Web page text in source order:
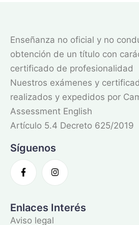
Enseñanza no oficial y no
obtención de un título con
certificado de profesionalidad
Nuestros exámenes y
realizados y expedidos por
Assessment English
Artículo 5.4 Decreto 625/2019
Síguenos
Enlaces Interés
Aviso legal